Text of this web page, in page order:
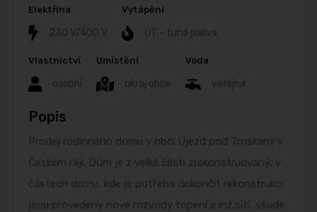
Elektřina
230 V/400 V
Vytápění
ÚT - tuhá paliva
Vlastnictví
osobní
Umístění
okraj obce
Voda
veřejná
Popis
Prodej rodinného domu v obci Újezd pod Troskami v
Českém ráji. Dům je z velké části zrekonstruovaný, v
částech domu, kde je potřeba dokončit rekonstrukci
jsou provedeny nové rozvody topení a inž.sítí, všude